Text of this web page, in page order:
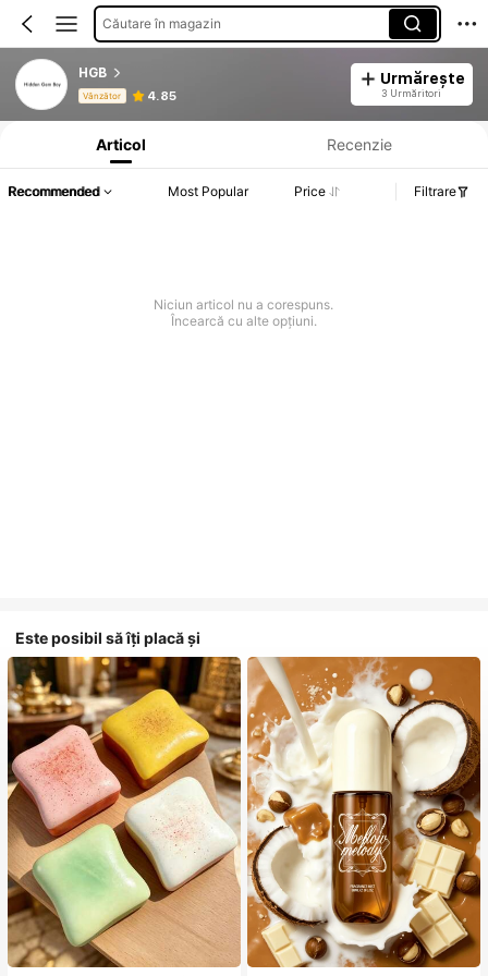
Căutare în magazin
HGB
Vânzător 4.85
Urmărește
3 Urmăritori
Informații despre produs: Divulgarea prețului, detalii privind vânzările și stocul.
Articol Recenzie
Recommended Most Popular Price Filtrare
Niciun articol nu a corespuns.
Încearcă cu alte opțiuni.
Este posibil să îți placă și